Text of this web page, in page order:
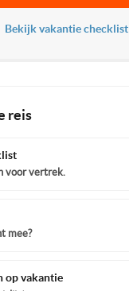
Bekijk vakantie checklist
reis
voor vertrek.
mee?
op vakantie